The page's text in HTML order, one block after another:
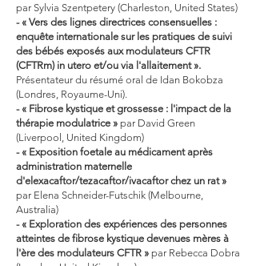
par Sylvia Szentpetery (Charleston, United States)
- « Vers des lignes directrices consensuelles :
enquête internationale sur les pratiques de suivi
des bébés exposés aux modulateurs CFTR
(CFTRm) in utero et/ou via l'allaitement ».
Présentateur du résumé oral de Idan Bokobza
(Londres, Royaume-Uni).
- « Fibrose kystique et grossesse : l'impact de la
thérapie modulatrice » par David Green
(Liverpool, United Kingdom)
- « Exposition foetale au médicament après
administration maternelle
d'elexacaftor/tezacaftor/ivacaftor chez un rat »
par Elena Schneider-Futschik (Melbourne,
Australia)
- « Exploration des expériences des personnes
atteintes de fibrose kystique devenues mères à
l'ère des modulateurs CFTR » par Rebecca Dobra